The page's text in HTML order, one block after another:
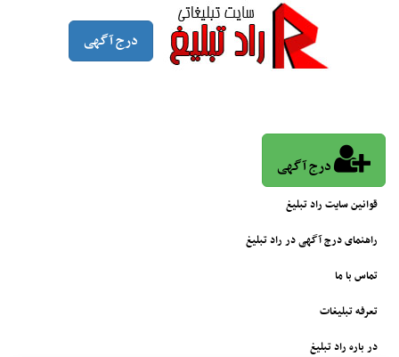
درج آگهی
درج آگهی
قوانین سایت راد تبلیغ
راهنمای درج آگهی در راد تبلیغ
تماس با ما
تعرفه تبلیغات
در باره راد تبلیغ